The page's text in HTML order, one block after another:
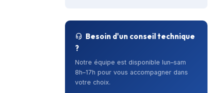
Besoin d'un conseil technique
?
Notre équipe est disponible lun–sam
8h–17h pour vous accompagner dans
votre choix.